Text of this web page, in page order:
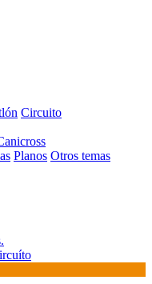
Circuito
Planos Otros temas